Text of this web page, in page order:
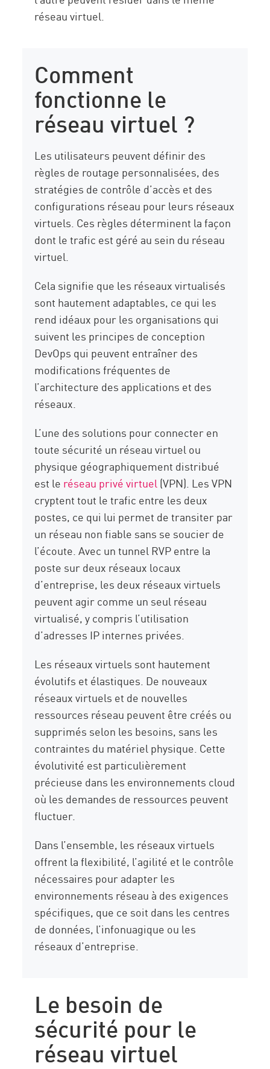
réseau virtuel.
Comment
fonctionne le
réseau virtuel ?
Les utilisateurs peuvent définir des
règles de routage personnalisées, des
stratégies de contrôle d’accès et des
configurations réseau pour leurs réseaux
virtuels. Ces règles déterminent la façon
dont le trafic est géré au sein du réseau
virtuel.
Cela signifie que les réseaux virtualisés
sont hautement adaptables, ce qui les
rend idéaux pour les organisations qui
suivent les principes de conception
DevOps qui peuvent entraîner des
modifications fréquentes de
l’architecture des applications et des
réseaux.
L’une des solutions pour connecter en
toute sécurité un réseau virtuel ou
physique géographiquement distribué
est le réseau privé virtuel(VPN). Les VPN
cryptent tout le trafic entre les deux
postes, ce qui lui permet de transiter par
un réseau non fiable sans se soucier de
l’écoute. Avec un tunnel RVP entre la
poste sur deux réseaux locaux
d’entreprise, les deux réseaux virtuels
peuvent agir comme un seul réseau
virtualisé, y compris l’utilisation
d’adresses IP internes privées.
Les réseaux virtuels sont hautement
évolutifs et élastiques. De nouveaux
réseaux virtuels et de nouvelles
ressources réseau peuvent être créés ou
supprimés selon les besoins, sans les
contraintes du matériel physique. Cette
évolutivité est particulièrement
précieuse dans les environnements cloud
où les demandes de ressources peuvent
fluctuer.
Dans l’ensemble, les réseaux virtuels
offrent la flexibilité, l’agilité et le contrôle
nécessaires pour adapter les
environnements réseau à des exigences
spécifiques, que ce soit dans les centres
de données, l’infonuagique ou les
réseaux d’entreprise.
Le besoin de
sécurité pour le
réseau virtuel